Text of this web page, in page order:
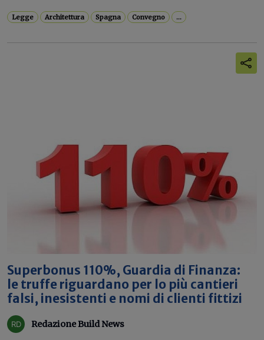
Legge Architettura Spagna Convegno ...
Superbonus 110%, Guardia di Finanza:
le truffe riguardano per lo più cantieri
falsi, inesistenti e nomi di clienti fittizi
Redazione Build News